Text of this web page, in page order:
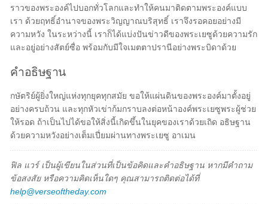
ราวของพระองค์ไปบอกทั่วโลกและทำให้คนมาติดตามพระองค์แบบ
เรา ด้วยฤทธิ์อำนาจของพระวิญญาณบริสุทธิ์ เราจึงรอคอยอย่างมี
ความหวัง ในระหว่างนี้ เราก็ได้แบ่งปันข่าวดีของพระเยซูด้วยความรัก
และอยู่อย่างสัตย์ซื่อ พร้อมกับมีใจเมตตาปรานีอย่างพระบิดาด้วย
คำอธิษฐาน
กษัตริย์ผู้ยิ่งใหญ่แห่งทุกยุคทุกสมัย ขอให้แผ่นดินของพระองค์มาตั้งอยู่
อย่างครบถ้วน และทุกหัวเข่าก้มกราบลงต่อหน้าองค์พระเยซูพระผู้ช่วย
ให้รอด ถ้าเป็นไปได้ขอให้สิ่งนี้เกิดขึ้นในยุคของเราด้วยเถิด อธิษฐาน
ด้วยความหวังอย่างเต็มเปี่ยมผ่านทางพระเยซู อาเมน
ฟิล แวร์ เป็นผู้เขียนในส่วนที่เป็นข้อคิดและคำอธิษฐาน หากมีคำถาม
ข้อสงสัย หรือความคิดเห็นใดๆ คุณสามารถติดต่อได้ที่
help@verseoftheday.com